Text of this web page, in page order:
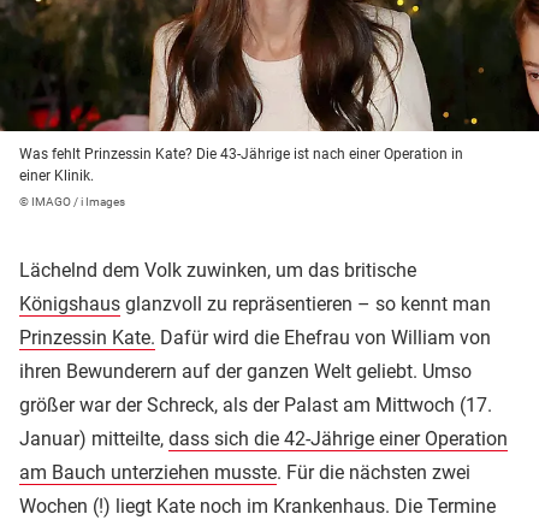
Was fehlt Prinzessin Kate? Die 43-Jährige ist nach einer Operation in
einer Klinik.
© IMAGO / i Images
Lächelnd dem Volk zuwinken, um das britische
Königshaus glanzvoll zu repräsentieren – so kennt man
Prinzessin Kate. Dafür wird die Ehefrau von William von
ihren Bewunderern auf der ganzen Welt geliebt. Umso
größer war der Schreck, als der Palast am Mittwoch (17.
Januar) mitteilte, dass sich die 42-Jährige einer Operation
am Bauch unterziehen musste. Für die nächsten zwei
Wochen (!) liegt Kate noch im Krankenhaus. Die Termine